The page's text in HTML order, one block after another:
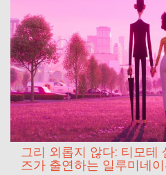
그리 외롭지 않다: 티모테
즈가 출연하는 일루미네